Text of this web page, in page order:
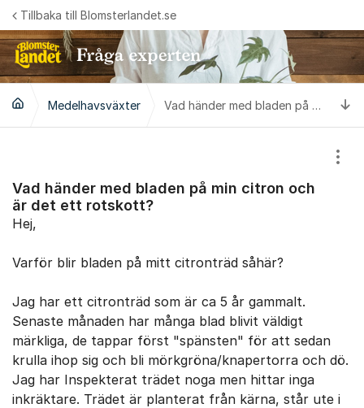
Hoppa till innehåll
Tillbaka till Blomsterlandet.se
Medelhavsväxter Vad händer med bladen på min citron och är det ett rotskott?
Vad händer med bladen på min citron och
är det ett rotskott?
Hej,
Varför blir bladen på mitt citronträd såhär?
Jag har ett citronträd som är ca 5 år gammalt.
Senaste månaden har många blad blivit väldigt
märkliga, de tappar först "spänsten" för att sedan
krulla ihop sig och bli mörkgröna/knapertorra och dö.
Jag har Inspekterat trädet noga men hittar inga
inkräktare. Trädet är planterat från kärna, står ute i